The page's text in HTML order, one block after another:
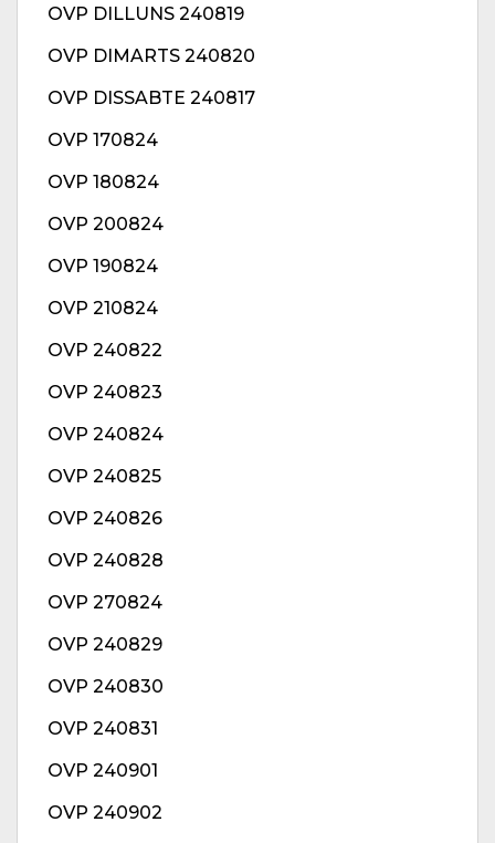
OVP DILLUNS 240819
OVP DIMARTS 240820
OVP DISSABTE 240817
OVP 170824
OVP 180824
OVP 200824
OVP 190824
OVP 210824
OVP 240822
OVP 240823
OVP 240824
OVP 240825
OVP 240826
OVP 240828
OVP 270824
OVP 240829
OVP 240830
OVP 240831
OVP 240901
OVP 240902